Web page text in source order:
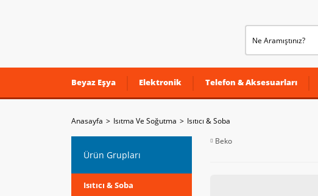
Beyaz Eşya Elektronik Telefon & Aksesuarları
Anasayfa Isıtma Ve Soğutma Isıtıcı & Soba
Ürün Grupları
Isıtıcı & Soba
Beko